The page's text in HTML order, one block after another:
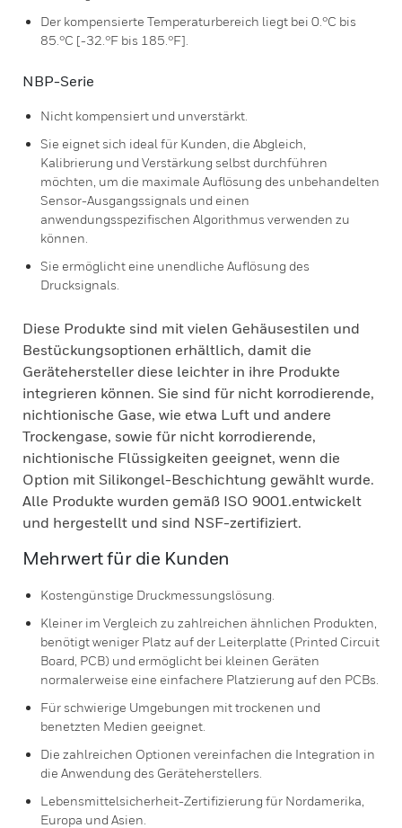
Der kompensierte Temperaturbereich liegt bei 0.°C bis
85.°C [-32.°F bis 185.°F].
NBP-Serie
Nicht kompensiert und unverstärkt.
Sie eignet sich ideal für Kunden, die Abgleich,
Kalibrierung und Verstärkung selbst durchführen
möchten, um die maximale Auflösung des unbehandelten
Sensor-Ausgangssignals und einen
anwendungsspezifischen Algorithmus verwenden zu
können.
Sie ermöglicht eine unendliche Auflösung des
Drucksignals.
Diese Produkte sind mit vielen Gehäusestilen und
Bestückungsoptionen erhältlich, damit die
Gerätehersteller diese leichter in ihre Produkte
integrieren können. Sie sind für nicht korrodierende,
nichtionische Gase, wie etwa Luft und andere
Trockengase, sowie für nicht korrodierende,
nichtionische Flüssigkeiten geeignet, wenn die
Option mit Silikongel-Beschichtung gewählt wurde.
Alle Produkte wurden gemäß ISO 9001.entwickelt
und hergestellt und sind NSF-zertifiziert.
Mehrwert für die Kunden
Kostengünstige Druckmessungslösung.
Kleiner im Vergleich zu zahlreichen ähnlichen Produkten,
benötigt weniger Platz auf der Leiterplatte (Printed Circuit
Board, PCB) und ermöglicht bei kleinen Geräten
normalerweise eine einfachere Platzierung auf den PCBs.
Für schwierige Umgebungen mit trockenen und
benetzten Medien geeignet.
Die zahlreichen Optionen vereinfachen die Integration in
die Anwendung des Geräteherstellers.
Lebensmittelsicherheit-Zertifizierung für Nordamerika,
Europa und Asien.